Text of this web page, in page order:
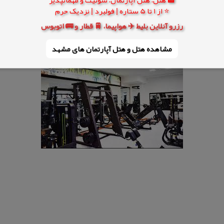
⭐ از 1 تا 5 ستاره | فولبرد | نزدیک حرم
رزرو آنلاین بلیط ✈️ هواپیما، 🚆 قطار و 🚌 اتوبوس
مشاهده هتل و هتل‌ آپارتمان های مشهد